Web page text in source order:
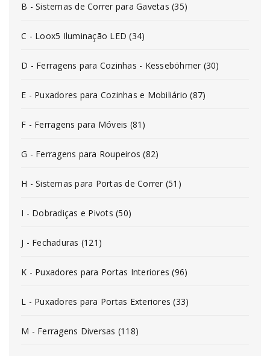
B - Sistemas de Correr para Gavetas (35)
C - Loox5 Iluminação LED (34)
D - Ferragens para Cozinhas - Kesseböhmer (30)
E - Puxadores para Cozinhas e Mobiliário (87)
F - Ferragens para Móveis (81)
G - Ferragens para Roupeiros (82)
H - Sistemas para Portas de Correr (51)
I - Dobradiças e Pivots (50)
J - Fechaduras (121)
K - Puxadores para Portas Interiores (96)
L - Puxadores para Portas Exteriores (33)
M - Ferragens Diversas (118)